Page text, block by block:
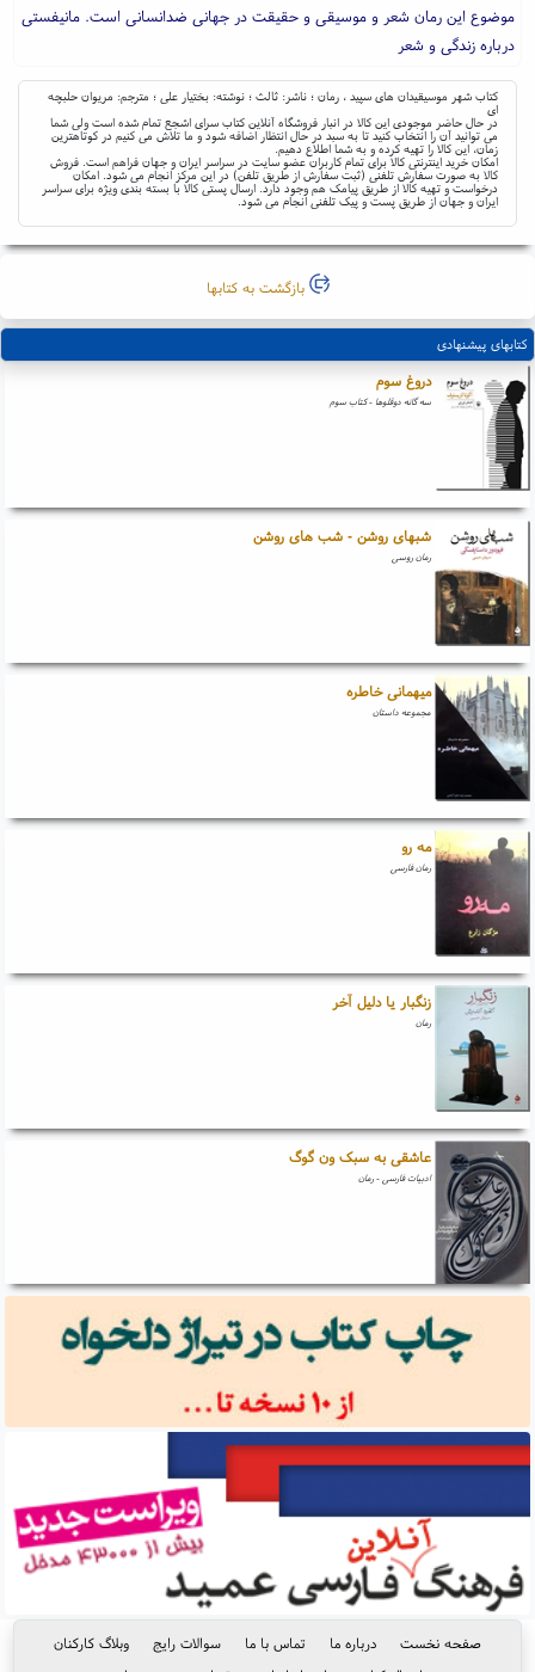
موضوع این رمان شعر و موسیقی و حقیقت در جهانی ضدانسانی است. مانیفستی
درباره زندگی و شعر
کتاب شهر موسیقیدان های سپید ، رمان ؛ ناشر: ثالث ؛ نوشته: بختیار علی ؛ مترجم: مریوان حلبچه
ای
در حال حاضر موجودی این کالا در انبار فروشگاه آنلاین کتاب سرای اشجع تمام شده است ولی شما
می توانید آن را انتخاب کنید تا به سبد در حال انتظار اضافه شود و ما تلاش می کنیم در کوتاهترین
زمان، این کالا را تهیه کرده و به شما اطلاع دهیم.
امکان خرید اینترنتی کالا برای تمام کاربران عضو سایت در سراسر ایران و جهان فراهم است. فروش
کالا به صورت سفارش تلفنی (ثبت سفارش از طریق تلفن) در این مرکز انجام می شود. امکان
درخواست و تهیه کالا از طریق پیامک هم وجود دارد. ارسال پستی کالا با بسته بندی ویژه برای سراسر
ایران و جهان از طریق پست و پیک تلفنی انجام می شود.
بازگشت به کتابها
کتابهای پیشنهادی
دروغ سوم
سه گانه دوقلوها - کتاب سوم
شبهای روشن - شب های روشن
رمان روسی
میهمانی خاطره
مجموعه داستان
مه رو
رمان فارسی
زنگبار یا دلیل آخر
رمان
عاشقی به سبک ون گوگ
ادبیات فارسی - رمان
صفحه نخست درباره ما تماس با ما سوالات رایج
وبلاگ کارکنان